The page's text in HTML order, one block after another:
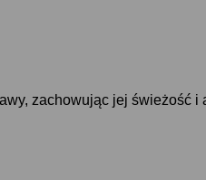
zachowując jej świeżość i